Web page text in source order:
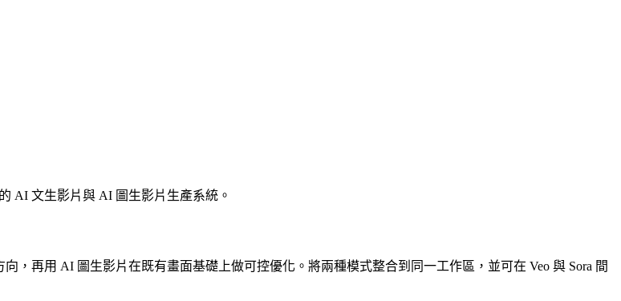
AI 文生影片與 AI 圖生影片生產系統。
，再用 AI 圖生影片在既有畫面基礎上做可控優化。將兩種模式整合到同一工作區，並可在 Veo 與 Sora 間